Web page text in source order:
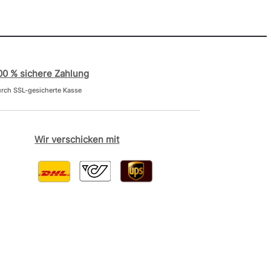
% sichere Zahlung
SSL-gesicherte Kasse
Wir verschicken mit